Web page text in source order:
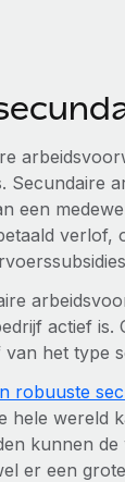
Secundaire
een
verlof,
actief is.
van het type
robuuste
hele wereld
kunnen
er een